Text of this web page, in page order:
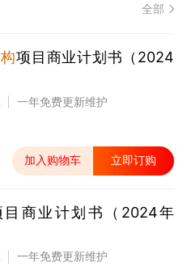
全部
项目商业计划书（2024
一年免费更新维护
加入购物车 立即订购
目商业计划书（2024年
一年免费更新维护